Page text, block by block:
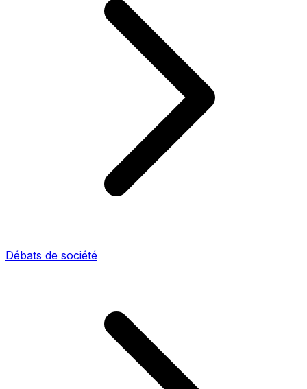
Débats de société